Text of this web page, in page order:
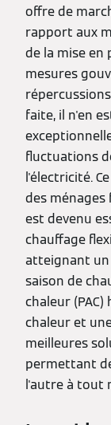
offre de
rapport aux
de la mise en
mesures
faite, il n'en
fluctuations
l'électricité.
des ménages
est devenu
chauffage
atteignant
saison de
chaleur
chaleur et
meilleures
permettant
l'autre à tout